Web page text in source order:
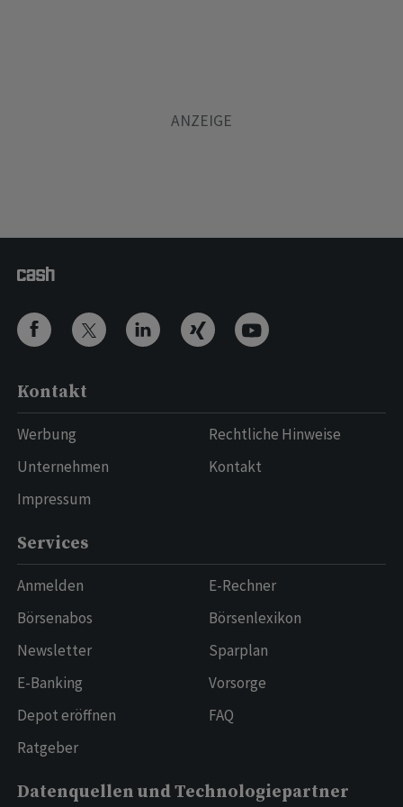
Kontakt
Werbung
Unternehmen
Impressum
Rechtliche Hinweise
Kontakt
Services
Anmelden
Börsenabos
Newsletter
E-Banking
Depot eröffnen
Ratgeber
E-Rechner
Börsenlexikon
Sparplan
Vorsorge
FAQ
Datenquellen und Technologiepartner